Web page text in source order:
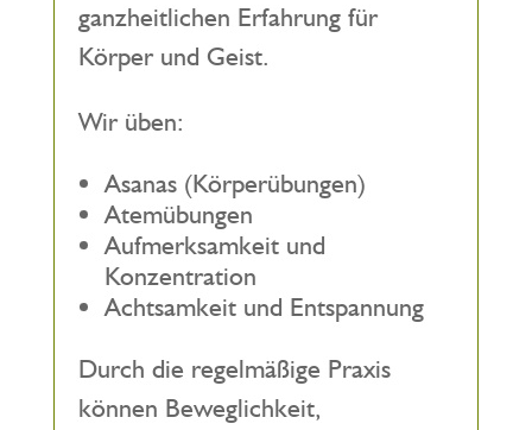
ganzheitlichen Erfahrung für
Körper und Geist.
Wir üben:
Asanas (Körperübungen)
Atemübungen
Aufmerksamkeit und
Konzentration
Achtsamkeit und Entspannung
Durch die regelmäßige Praxis
können Beweglichkeit,